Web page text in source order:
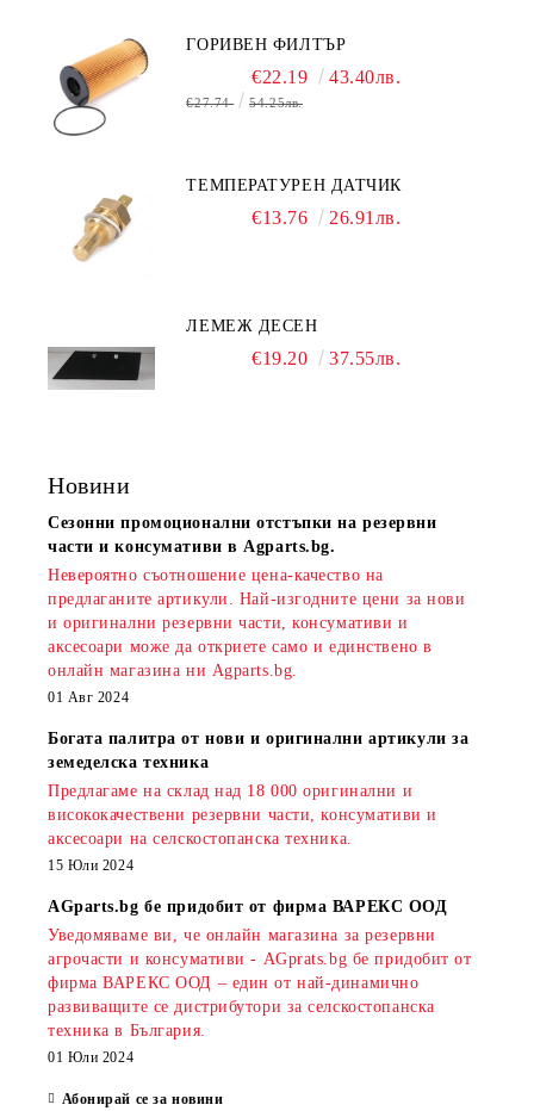
ГОРИВЕН ФИЛТЪР
€22.19 43.40лв.
€27.74 54.25лв.
ТЕМПЕРАТУРЕН ДАТЧИК
€13.76 26.91лв.
ЛЕМЕЖ ДЕСЕН
€19.20 37.55лв.
Новини
Сезонни промоционални отстъпки на резервни
части и консумативи в Agparts.bg.
Невероятно съотношение цена-качество на
предлаганите артикули. Най-изгодните цени за нови
и оригинални резервни части, консумативи и
аксесоари може да откриете само и единствено в
онлайн магазина ни Agparts.bg.
01 Авг 2024
Богата палитра от нови и оригинални артикули за
земеделска техника
Предлагаме на склад над 18 000 оригинални и
висококачествени резервни части, консумативи и
аксесоари на селскостопанска техника.
15 Юли 2024
AGparts.bg бе придобит от фирма ВАРЕКС ООД
Уведомяваме ви, че онлайн магазина за резервни
агрочасти и консумативи - AGprats.bg бе придобит от
фирма ВАРЕКС ООД – един от най-динамично
развиващите се дистрибутори за селскостопанска
техника в България.
01 Юли 2024
Абонирай се за новини